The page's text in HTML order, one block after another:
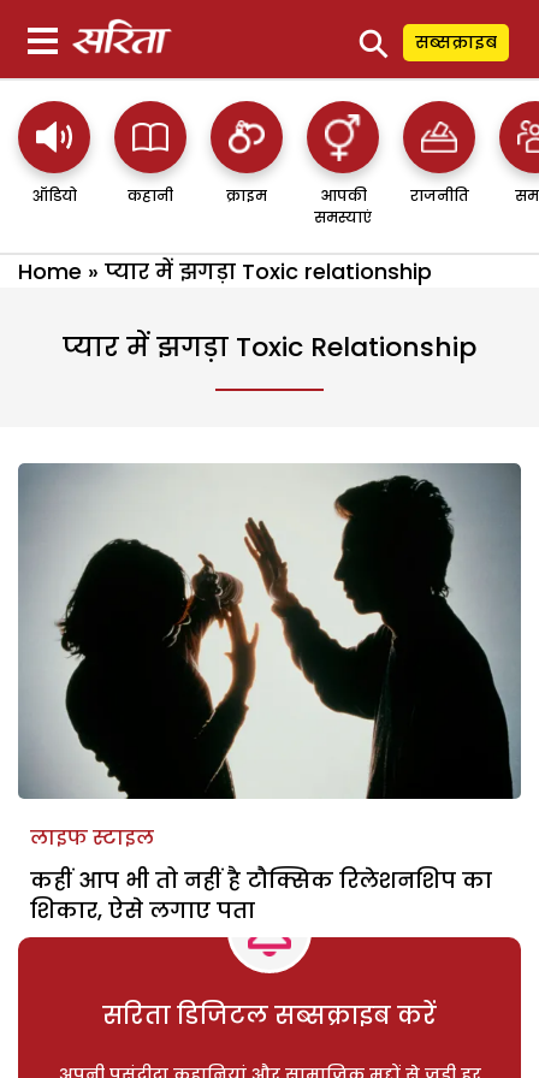
⚲ सब्सक्राइब
ऑडियो कहानी क्राइम
आपकी
समस्याएं
राजनीति
Home » प्यार में झगड़ा Toxic relationship
प्यार में झगड़ा Toxic Relationship
लाइफ स्टाइल
कहीं आप भी तो नहीं है टौक्सिक रिलेशनशिप का
शिकार, ऐसे लगाए पता
सरिता डिजिटल सब्सक्राइब करें